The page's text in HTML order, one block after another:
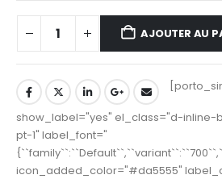
AJOUTER AU
show_label="yes" el_class="d-
pt-1" label_font="
icon_added_color="#da5555"